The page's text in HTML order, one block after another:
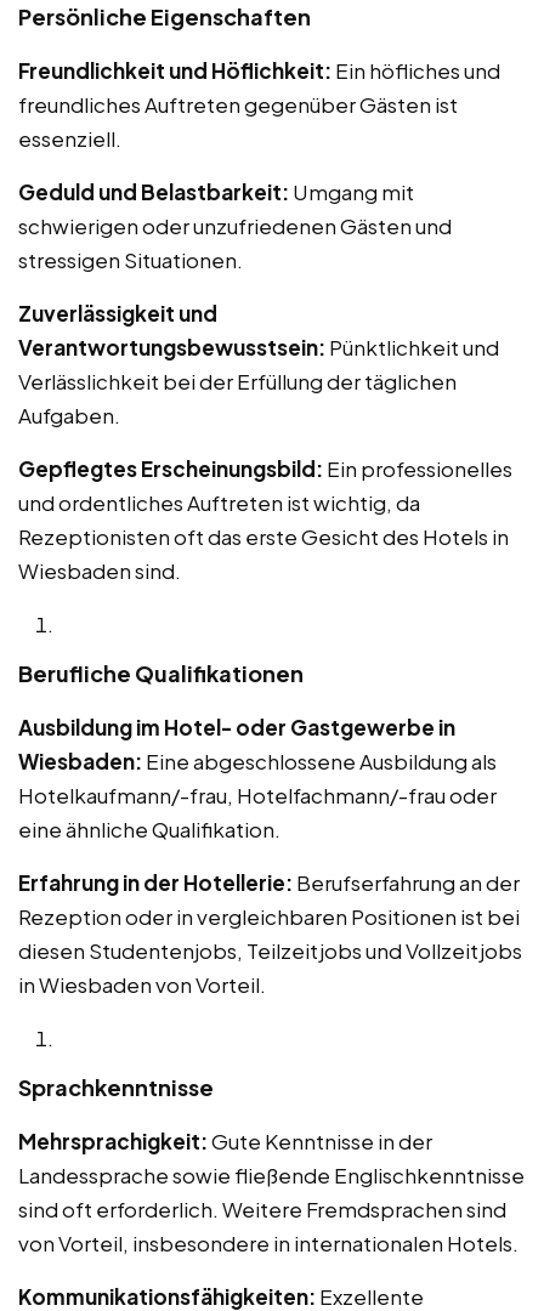
Persönliche Eigenschaften
Freundlichkeit und Höflichkeit: Ein höfliches und
freundliches Auftreten gegenüber Gästen ist
essenziell.
Geduld und Belastbarkeit: Umgang mit
schwierigen oder unzufriedenen Gästen und
stressigen Situationen.
Zuverlässigkeit und
Verantwortungsbewusstsein: Pünktlichkeit und
Verlässlichkeit bei der Erfüllung der täglichen
Aufgaben.
Gepflegtes Erscheinungsbild: Ein professionelles
und ordentliches Auftreten ist wichtig, da
Rezeptionisten oft das erste Gesicht des Hotels in
Wiesbaden sind.
Berufliche Qualifikationen
Ausbildung im Hotel- oder Gastgewerbe in
Wiesbaden: Eine abgeschlossene Ausbildung als
Hotelkaufmann/-frau, Hotelfachmann/-frau oder
eine ähnliche Qualifikation.
Erfahrung in der Hotellerie: Berufserfahrung an der
Rezeption oder in vergleichbaren Positionen ist bei
diesen Studentenjobs, Teilzeitjobs und Vollzeitjobs
in Wiesbaden von Vorteil.
Sprachkenntnisse
Mehrsprachigkeit:Gute Kenntnisse in der
Landessprache sowie fließende Englischkenntnisse
sind oft erforderlich. Weitere Fremdsprachen sind
von Vorteil, insbesondere in internationalen Hotels.
Kommunikationsfähigkeiten: Exzellente